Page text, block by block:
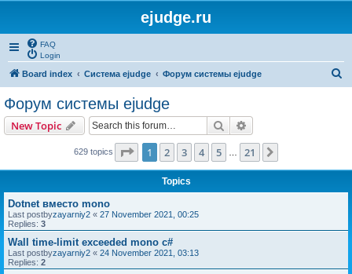
ejudge.ru
FAQ
Login
Board index Система ejudge Форум системы ejudge
Форум системы ejudge
New Topic Search
629 topics Page 1of 21
1 2 3 4 5 21
Topics
Dotnet вместо mono
Last postbyzayarniy2 « 27 November 2021, 00:25
Replies: 3
Wall time-limit exceeded mono c#
Last postbyzayarniy2 « 24 November 2021, 03:13
Replies: 2